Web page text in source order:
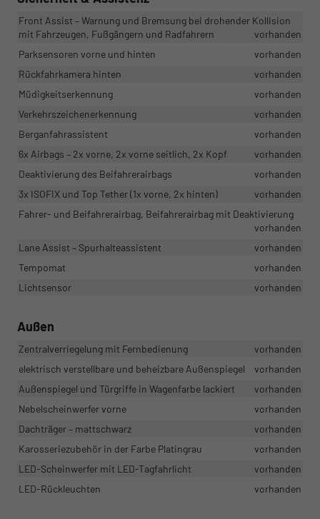
Front Assist – Warnung und Bremsung bei drohender Kollision
mit Fahrzeugen, Fußgängern und Radfahrern
vorhanden
Parksensoren vorne und hinten
vorhanden
Rückfahrkamera hinten
vorhanden
Müdigkeitserkennung
vorhanden
Verkehrszeichenerkennung
vorhanden
Berganfahrassistent
vorhanden
6x Airbags – 2x vorne, 2x vorne seitlich, 2x Kopf
vorhanden
Deaktivierung des Beifahrerairbags
vorhanden
3x ISOFIX und Top Tether (1x vorne, 2x hinten)
vorhanden
Fahrer- und Beifahrerairbag, Beifahrerairbag mit Deaktivierung
vorhanden
Lane Assist – Spurhalteassistent
vorhanden
Tempomat
vorhanden
Lichtsensor
vorhanden
Außen
Zentralverriegelung mit Fernbedienung
vorhanden
elektrisch verstellbare und beheizbare Außenspiegel
vorhanden
Außenspiegel und Türgriffe in Wagenfarbe lackiert
vorhanden
Nebelscheinwerfer vorne
vorhanden
Dachträger – mattschwarz
vorhanden
Karosseriezubehör in der Farbe Platingrau
vorhanden
LED-Scheinwerfer mit LED-Tagfahrlicht
vorhanden
LED-Rückleuchten
vorhanden